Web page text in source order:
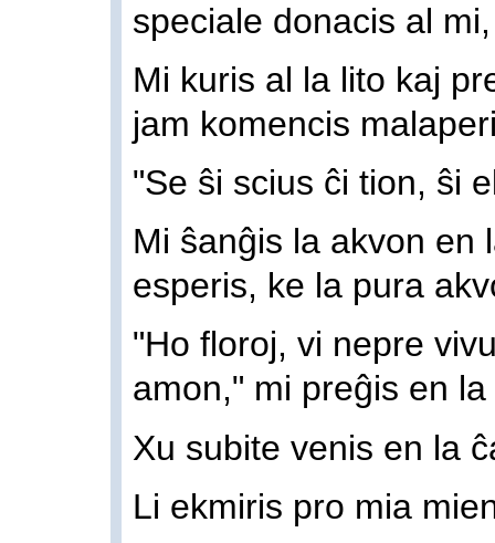
speciale donacis al
Mi kuris al la lito kaj
jam komencis
"Se ŝi scius ĉi tion, ŝi
Mi ŝanĝis la akvon en
esperis, ke la pura
"Ho floroj, vi nepre
amon," mi preĝis en
Xu subite venis en la
Li ekmiris pro mia